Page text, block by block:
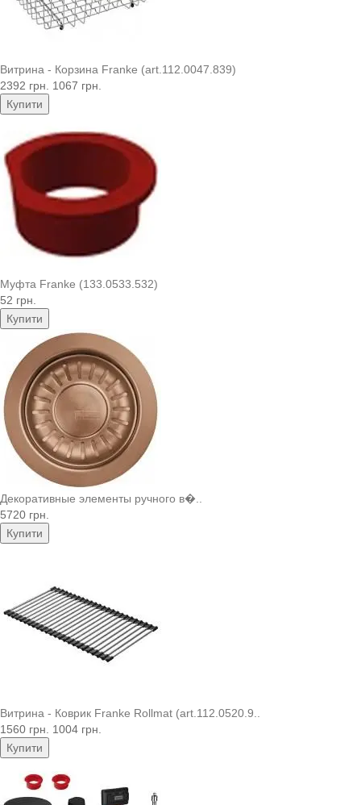
Витрина - Корзина Franke (art.112.0047.839)
2392 грн. 1067 грн.
Купити
Муфта Franke (133.0533.532)
52 грн.
Купити
Декоративные элементы ручного в�..
5720 грн.
Купити
Витрина - Коврик Franke Rollmat (art.112.0520.9..
1560 грн. 1004 грн.
Купити